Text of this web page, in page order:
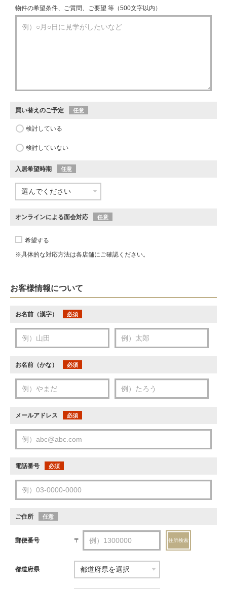
物件の希望条件、ご質問、ご要望 等（500文字以内）
買い替えのご予定 任意
検討している
検討していない
入居希望時期 任意
オンラインによる面会対応 任意
希望する
※具体的な対応方法は各店舗にご確認ください。
お客様情報について
お名前（漢字） 必須
お名前（かな） 必須
メールアドレス 必須
電話番号 必須
ご住所 任意
郵便番号 〒 住所検索
都道府県